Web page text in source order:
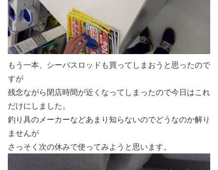
もう一本、シーバスロッドも買ってしまおうと思ったので
すが
残念ながら閉店時間が近くなってしまったので今日はこれ
だけにしました。
釣り具のメーカーなどあまり知らないのでどうなのか解り
ませんが
さっそく次の休みで使ってみようと思います。